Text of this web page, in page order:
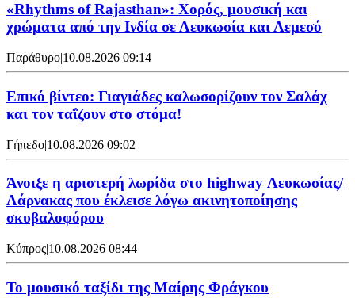
«Rhythms of Rajasthan»: Χορός, μουσική και
χρώματα από την Ινδία σε Λευκωσία και Λεμεσό
Παράθυρο|10.08.2026 09:14
Επικό βίντεο: Γιαγιάδες καλωσορίζουν τον Σαλάχ
και τον ταΐζουν στο στόμα!
Γήπεδο|10.08.2026 09:02
Άνοιξε η αριστερή λωρίδα στο highway Λευκωσίας/
Λάρνακας που έκλεισε λόγω ακινητοποίησης
σκυβαλοφόρου
Κύπρος|10.08.2026 08:44
Το μουσικό ταξίδι της Μαίρης Φράγκου